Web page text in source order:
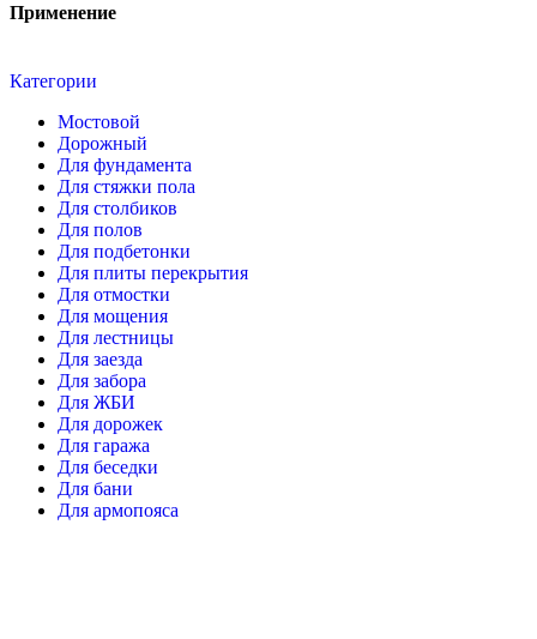
Применение
Категории
Мостовой
Дорожный
Для фундамента
Для стяжки пола
Для столбиков
Для полов
Для подбетонки
Для плиты перекрытия
Для отмостки
Для мощения
Для лестницы
Для заезда
Для забора
Для ЖБИ
Для дорожек
Для гаража
Для беседки
Для бани
Для армопояса